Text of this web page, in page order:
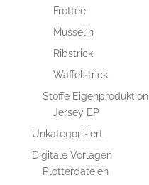
Frottee
Musselin
Ribstrick
Waffelstrick
Stoffe Eigenproduktion
Jersey EP
Unkategorisiert
Digitale Vorlagen
Plotterdateien